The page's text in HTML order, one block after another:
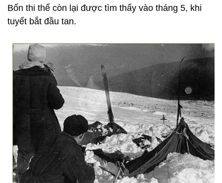
Bốn thi thể còn lại được tìm thấy vào tháng 5, khi
tuyết bắt đầu tan.